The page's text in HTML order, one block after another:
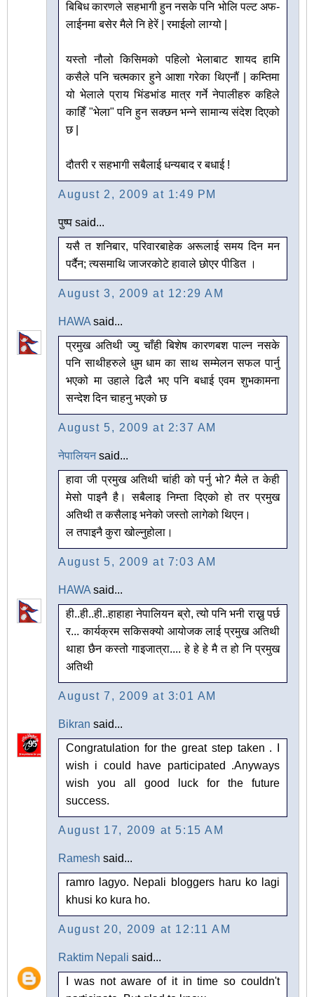
बिबिध कारणले सहभागी हुन नसके पनि भोलि पल्ट अफ-
लाईनमा बसेर मैले नि हेरें | रमाईलो लाग्यो |
यस्तो नौलो किसिमको पहिलो भेलाबाट शायद हामि
कसैले पनि चत्मकार हुने आशा गरेका थिएनौं | कम्तिमा
यो भेलाले प्राय भिंडभांड मात्र गर्ने नेपालीहरु कहिले
काहिँ "भेला" पनि हुन सक्छन भन्ने सामान्य संदेश दिएको
छ |
दौतरी र सहभागी सबैलाई धन्यबाद र बधाई !
August 2, 2009 at 1:49 PM
पुष्प said...
यसै त शनिबार, परिवारबाहेक अरूलाई समय दिन मन
पर्दैन; त्यसमाथि जाजरकोटे हावाले छोएर पीडित ।
August 3, 2009 at 12:29 AM
HAWA said...
प्रमुख अतिथी ज्यु चाँही बिशेष कारणबश पाल्न नसके
पनि साथीहरुले धुम धाम का साथ सम्मेलन सफल पार्नु
भएको मा उहाले ढिलै भए पनि बधाई एवम शुभकामना
सन्देश दिन चाहनु भएको छ
August 5, 2009 at 2:37 AM
नेपालियनsaid...
हावा जी प्रमुख अतिथी चांही को पर्नु भो? मैले त केही
मेसो पाइनै है। सबैलाइ निम्ता दिएको हो तर प्रमुख
अतिथी त कसैलाइ भनेको जस्तो लागेको थिएन।
ल तपाइनै कुरा खोल्नुहोला।
August 5, 2009 at 7:03 AM
HAWA said...
ही..ही..ही..हाहाहा नेपालियन ब्रो, त्यो पनि भनी राख्नु पर्छ
र... कार्यक्रम सकिसक्यो आयोजक लाई प्रमुख अतिथी
थाहा छैन कस्तो गाइजात्रा.... हे हे हे मै त हो नि प्रमुख
अतिथी
August 7, 2009 at 3:01 AM
Bikran said...
Congratulation for the great step taken . I
wish i could have participated .Anyways
wish you all good luck for the future
success.
August 17, 2009 at 5:15 AM
Ramesh said...
ramro lagyo. Nepali bloggers haru ko lagi
khusi ko kura ho.
August 20, 2009 at 12:11 AM
Raktim Nepali said...
I was not aware of it in time so couldn't